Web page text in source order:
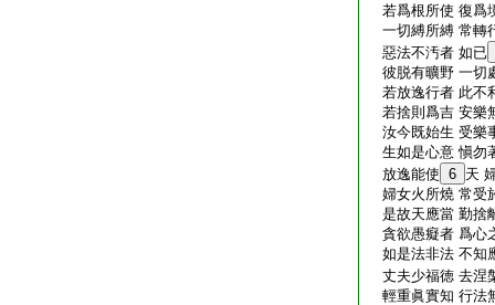
若爲根所使 復爲
一切縛所縛 常轉
惡法不汚者 如已
彼脱有曠野 一切
若放逸行者 此不
若捨則爲吉 安樂
汝今既始生 受樂
生如是心意 愼勿
放逸能使 6 天
婦女火所燒 常受
是故天應當 勤捨
貪欲愚癡者 爲心
如是法非法 不知
丈夫少福徳 去涅
輕重眞實知 行法